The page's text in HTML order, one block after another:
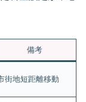
備考
街地短距離移動